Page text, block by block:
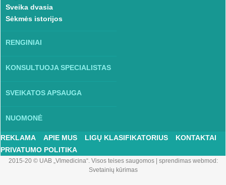
Sveika dvasia
Sėkmės istorijos
RENGINIAI
KONSULTUOJA SPECIALISTAS
SVEIKATOS APSAUGA
NUOMONĖ
REKLAMA APIE MUS LIGŲ KLASIFIKATORIUS
KONTAKTAI
PRIVATUMO POLITIKA
2015-20 © UAB „Vlmedicina“. Visos teises saugomos| sprendimas webmod:
Svetainių kūrimas